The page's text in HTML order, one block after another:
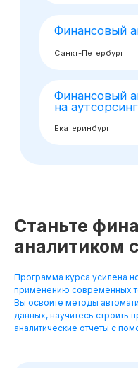
Станьте
аналитиком
Программа курса усилена
применению современных
Вы освоите методы
данных, научитесь строить
аналитические отчеты с